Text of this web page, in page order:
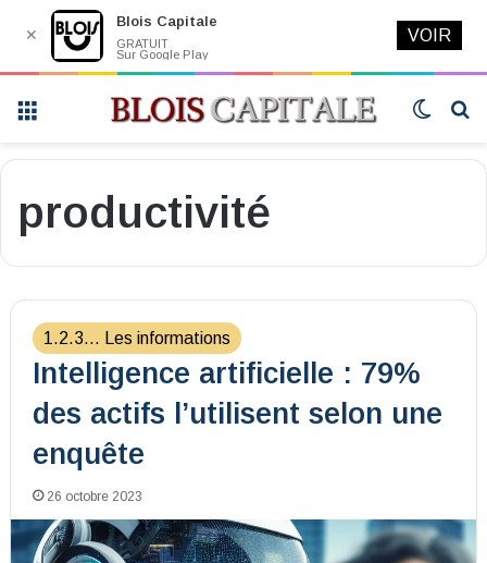
Switch
productivité
1.2.3... Les informations
Intelligence artificielle : 79%
des actifs l’utilisent selon une
enquête
26 octobre 2023
✕
Blois Capitale
GRATUIT
Sur Google Play
VOIR